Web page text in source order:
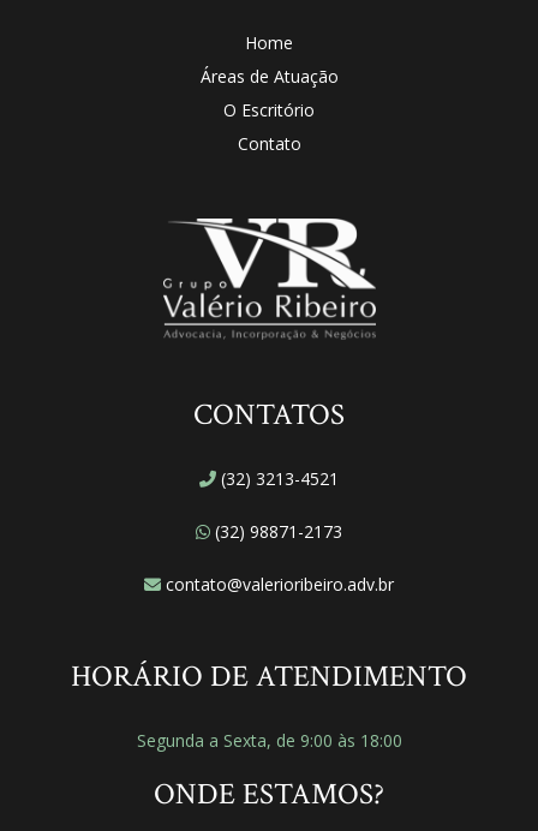
Home
Áreas de Atuação
O Escritório
Contato
CONTATOS
(32) 3213-4521
(32) 98871-2173
contato@valerioribeiro.adv.br
HORÁRIO DE ATENDIMENTO
Segunda a Sexta, de 9:00 às 18:00
ONDE ESTAMOS?